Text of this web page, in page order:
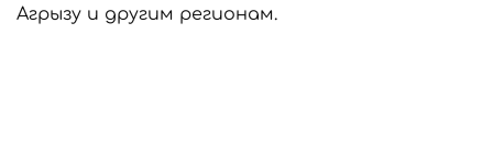
Агрызу и другим регионам.